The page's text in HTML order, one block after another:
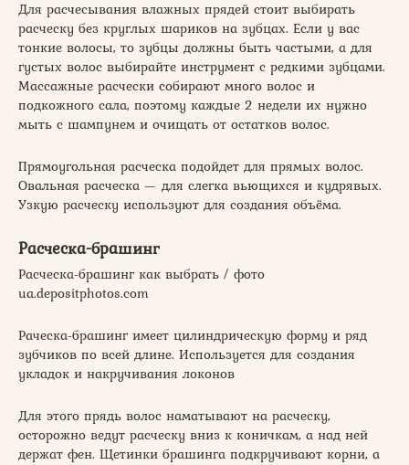
Для расчесывания влажных прядей стоит выбирать
расческу без круглых шариков на зубцах. Если у вас
тонкие волосы, то зубцы должны быть частыми, а для
густых волос выбирайте инструмент с редкими зубцами.
Массажные расчески собирают много волос и
подкожного сала, поэтому каждые 2 недели их нужно
мыть с шампунем и очищать от остатков волос.
Прямоугольная расческа подойдет для прямых волос.
Овальная расческа — для слегка вьющихся и кудрявых.
Узкую расческу используют для создания объёма.
Расческа-брашинг
Расческа-брашинг как выбрать / фото
ua.depositphotos.com
Раческа-брашинг имеет цилиндрическую форму и ряд
зубчиков по всей длине. Используется для создания
укладок и накручивания локонов
Для этого прядь волос наматывают на расческу,
осторожно ведут расческу вниз к коничкам, а над ней
держат фен. Щетинки брашинга подкручивают корни, а